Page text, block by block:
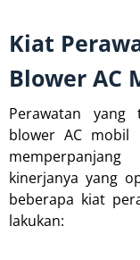
Kiat
Blower AC
Perawatan
blower AC mobil
kinerjanya yang
beberapa kiat
lakukan: